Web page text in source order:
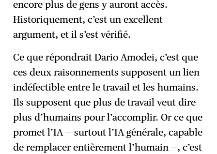
encore plus de gens y auront accès.
Historiquement, c’est un excellent
argument, et il s’est vérifié.
Ce que répondrait Dario Amodei, c’est que
ces deux raisonnements supposent un lien
indéfectible entre le travail et les humains.
Ils supposent que plus de travail veut dire
plus d’humains pour l’accomplir. Or ce que
promet l’IA — surtout l’IA générale, capable
de remplacer entièrement l’humain —, c’est